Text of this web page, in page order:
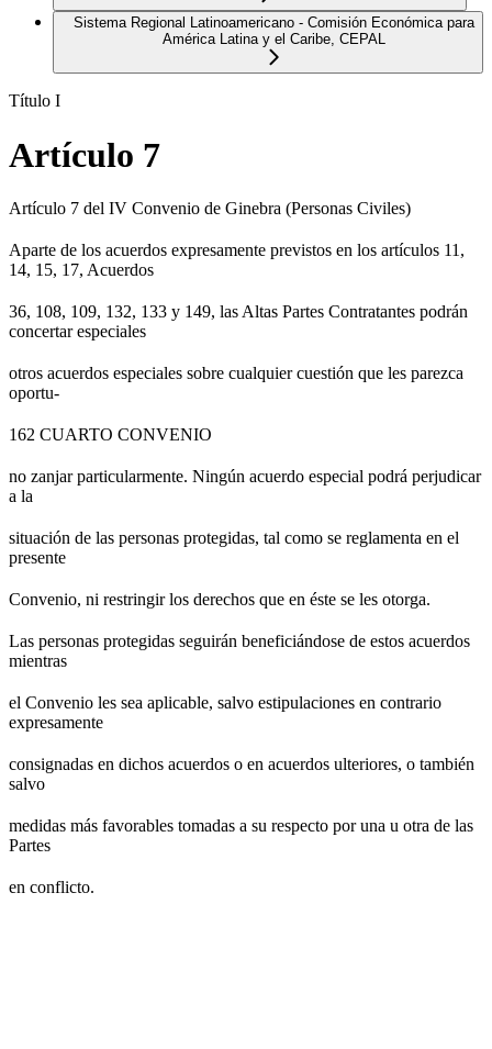
Sistema Regional Latinoamericano - Comisión Económica para
América Latina y el Caribe, CEPAL
Título I
Artículo 7
Artículo 7 del IV Convenio de Ginebra (Personas Civiles)
Aparte de los acuerdos expresamente previstos en los artículos 11,
14, 15, 17, Acuerdos
36, 108, 109, 132, 133 y 149, las Altas Partes Contratantes podrán
concertar especiales
otros acuerdos especiales sobre cualquier cuestión que les parezca
oportu-
162 CUARTO CONVENIO
no zanjar particularmente. Ningún acuerdo especial podrá perjudicar
a la
situación de las personas protegidas, tal como se reglamenta en el
presente
Convenio, ni restringir los derechos que en éste se les otorga.
Las personas protegidas seguirán beneficiándose de estos acuerdos
mientras
el Convenio les sea aplicable, salvo estipulaciones en contrario
expresamente
consignadas en dichos acuerdos o en acuerdos ulteriores, o también
salvo
medidas más favorables tomadas a su respecto por una u otra de las
Partes
en conflicto.